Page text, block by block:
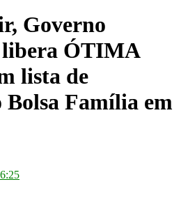
Governo
libera ÓTIMA
lista de
Bolsa Família em